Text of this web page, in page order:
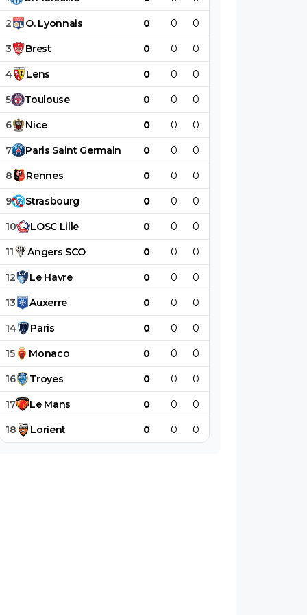
2 O. Lyonnais 0 0 0
3 Brest 0 0 0
4 Lens 0 0 0
5 Toulouse 0 0 0
6 Nice 0 0 0
7 Paris Saint Germain 0 0 0
8 Rennes 0 0 0
9 Strasbourg 0 0 0
10 LOSC Lille 0 0 0
11 Angers SCO 0 0 0
12 Le Havre 0 0 0
13 Auxerre 0 0 0
14 Paris 0 0 0
15 Monaco 0 0 0
16 Troyes 0 0 0
17 Le Mans 0 0 0
18 Lorient 0 0 0